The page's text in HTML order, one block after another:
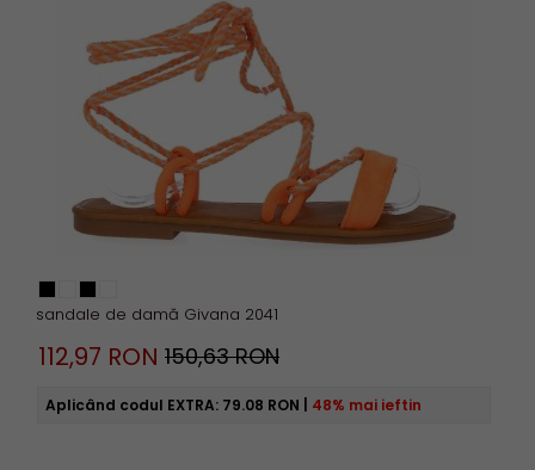
sandale de damă Givana 2041
112,97 RON 150,63 RON
Aplicând codul EXTRA: 79.08 RON 48% mai ieftin